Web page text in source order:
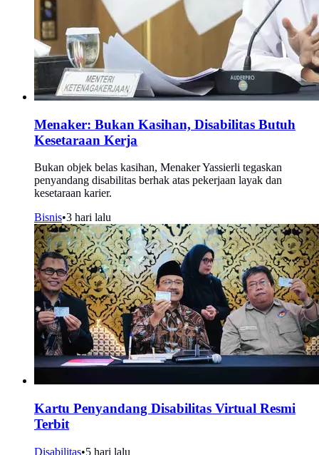
Menaker: Bukan Kasihan, Disabilitas Butuh
Kesetaraan Kerja
Bukan objek belas kasihan, Menaker Yassierli tegaskan
penyandang disabilitas berhak atas pekerjaan layak dan
kesetaraan karier.
Bisnis•3 hari lalu
Kartu Penyandang Disabilitas Virtual Resmi
Terbit
Disabilitas•5 hari lalu